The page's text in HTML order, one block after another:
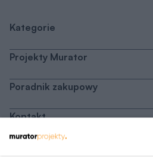
Kategorie
Projekty Murator
Poradnik zakupowy
Kontakt